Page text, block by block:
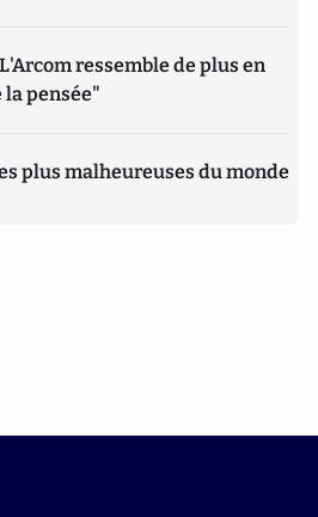
ressemble de plus en
la pensée"
plus malheureuses du monde